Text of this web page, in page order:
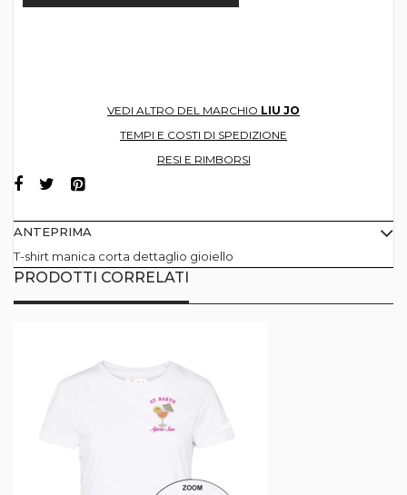
VEDI ALTRO DEL MARCHIO LIU JO
TEMPI E COSTI DI SPEDIZIONE
RESI E RIMBORSI
ANTEPRIMA
T-shirt manica corta dettaglio gioiello
PRODOTTI CORRELATI